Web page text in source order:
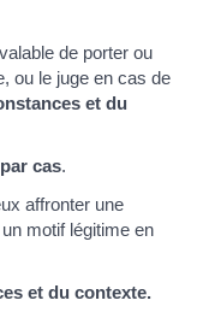
de porter ou
ou le juge en cas de
et du
cas.
affronter une
motif légitime en
et du contexte.